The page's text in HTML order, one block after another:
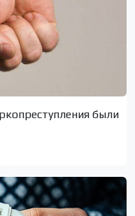
были